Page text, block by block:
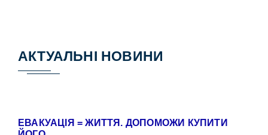
АКТУАЛЬНІ НОВИНИ
ЕВАКУАЦІЯ = ЖИТТЯ. ДОПОМОЖИ КУПИТИ